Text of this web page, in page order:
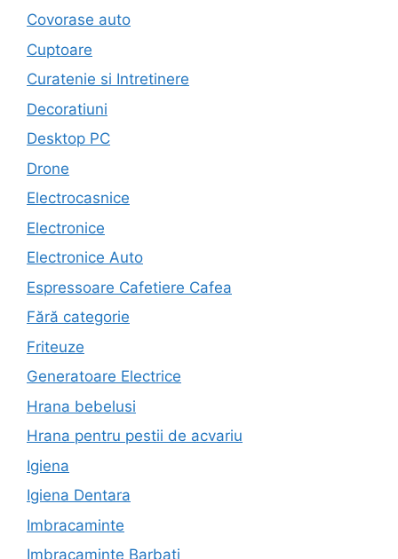
Covorase auto
Cuptoare
Curatenie si Intretinere
Decoratiuni
Desktop PC
Drone
Electrocasnice
Electronice
Electronice Auto
Espressoare Cafetiere Cafea
Fără categorie
Friteuze
Generatoare Electrice
Hrana bebelusi
Hrana pentru pestii de acvariu
Igiena
Igiena Dentara
Imbracaminte
Imbracaminte Barbati